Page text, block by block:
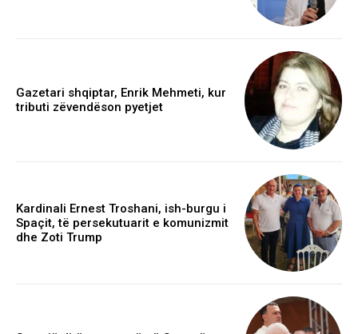
Gazetari shqiptar, Enrik Mehmeti, kur
tributi zëvendëson pyetjet
Kardinali Ernest Troshani, ish-burgu i
Spaçit, të persekutuarit e komunizmit
dhe Zoti Trump